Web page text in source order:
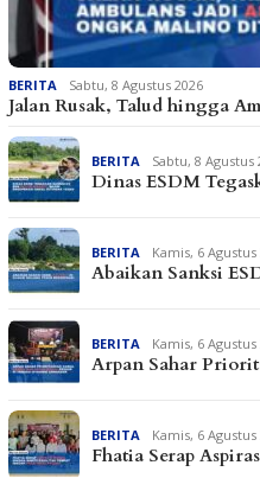
BERITA Sabtu, 8 Agustus 2026
Jalan Rusak, Talud hingga
BERITA Sabtu, 8 Agustus
Dinas ESDM
BERITA Kamis, 6 Agustus
Abaikan Sanksi
BERITA Kamis, 6 Agustus
Arpan Sahar
BERITA Kamis, 6 Agustus
Fhatia Serap